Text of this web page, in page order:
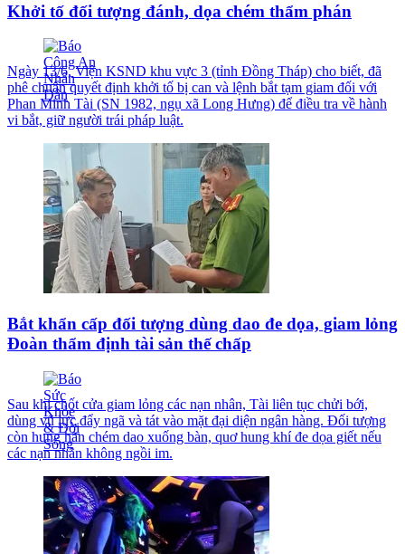
Khởi tố đối tượng đánh, dọa chém thẩm phán
Ngày 13/6, Viện KSND khu vực 3 (tỉnh Đồng Tháp) cho biết, đã
phê chuẩn quyết định khởi tố bị can và lệnh bắt tạm giam đối với
Phan Minh Tài (SN 1982, ngụ xã Long Hưng) để điều tra về hành
vi bắt, giữ người trái pháp luật.
Bắt khẩn cấp đối tượng dùng dao đe dọa, giam lỏng
Đoàn thẩm định tài sản thế chấp
Sau khi chốt cửa giam lỏng các nạn nhân, Tài liên tục chửi bới,
dùng vũ lực đẩy ngã và tát vào mặt đại diện ngân hàng. Đối tượng
còn hung hãn chém dao xuống bàn, quơ hung khí đe dọa giết nếu
các nạn nhân không ngồi im.